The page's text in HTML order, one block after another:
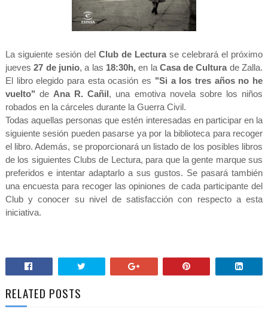
La siguiente sesión del Club de Lecturase celebrará el próximo
jueves27 de junio, a las 18:30h,en laCasa de Cultura de Zalla.
El libro elegido para esta ocasión es "Si a los tres años no he
vuelto"de Ana R. Cañil, una emotiva novela sobre los niños
robados en la cárceles durante la Guerra Civil.
Todas aquellas personas que estén interesadas en participar en la
siguiente sesión pueden pasarse ya por la biblioteca para recoger
el libro. Además, se proporcionará un listado de los posibles libros
de los siguientes Clubs de Lectura, para que la gente marque sus
preferidos e intentar adaptarlo a sus gustos. Se pasará también
una encuesta para recoger las opiniones de cada participante del
Club y conocer su nivel de satisfacción con respecto a esta
iniciativa.
RELATED POSTS